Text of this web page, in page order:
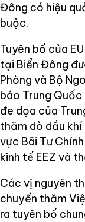
Đông có hiệu
buộc.
Tuyên bố của
tại Biển Đông
Phòng và Bộ
báo Trung
đe dọa của
thăm dò dầu khí
vực Bãi Tư
kinh tế EEZ và
Các vị nguyên
chuyến thăm
ra tuyên bố